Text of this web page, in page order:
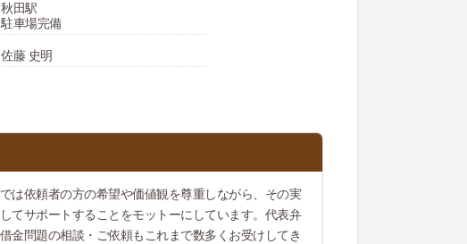
秋田駅
駐車場完備
佐藤 史明
は依頼者の方の希望や価値観を尊重しながら、その実
てサポートすることをモットーにしています。代表弁
金問題の相談・ご依頼もこれまで数多くお受けしてき